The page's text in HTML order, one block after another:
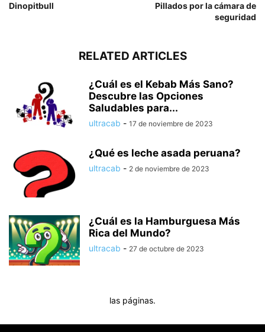
Dinopitbull
Pillados por la cámara de
seguridad
RELATED ARTICLES
¿Cuál es el Kebab Más Sano?
Descubre las Opciones
Saludables para...
ultracab - 17 de noviembre de 2023
¿Qué es leche asada peruana?
ultracab - 2 de noviembre de 2023
¿Cuál es la Hamburguesa Más
Rica del Mundo?
ultracab - 27 de octubre de 2023
las páginas.